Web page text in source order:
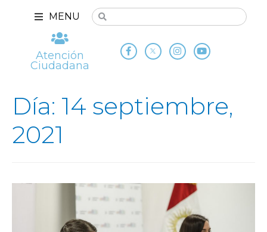
MENU
Atención
Ciudadana
Día: 14 septiembre,
2021